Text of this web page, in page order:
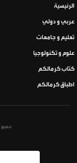
الرئيسية
عربي و دولي
تعليم و جامعات
علوم و تكنولوجيا
كتاب كرمالكم
اطباق كرمالكم
جميع